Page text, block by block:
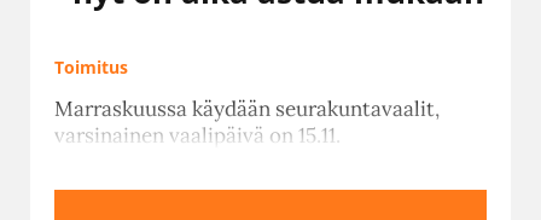
Toimitus
Marraskuussa käydään seurakuntavaalit,
varsinainen vaalipäivä on 15.11.